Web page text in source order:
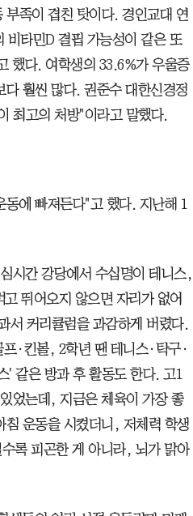
부족이 겹친 탓이다. 경인교대 연
비타민D 결핍 가능성이 같은 또
했다. 여학생의 33.6%가 우울증
훨씬 많다. 권준수 대한신경정
최고의 처방"이라고 말했다.
에 빠져든다"고 했다. 지난해 1
시간 강당에서 수십명이 테니스,
뛰어오지 않으면 자리가 없어
서 커리큘럼을 과감하게 버렸다.
·킨볼, 2학년 땐 테니스·탁구·
' 같은 방과 후 활동도 한다. 고1
었는데, 지금은 체육이 가장 좋
운동을 시켰더니, 저체력 학생
록 피곤한 게 아니라, 뇌가 맑아